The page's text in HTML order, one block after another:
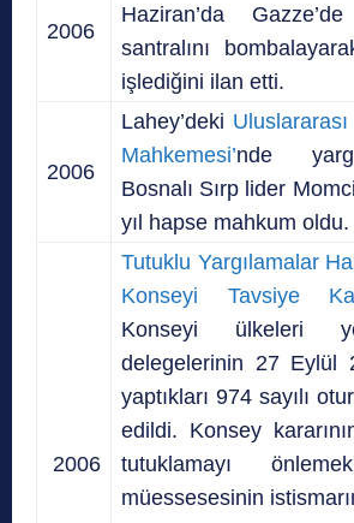
2006
Haziran’da
santralını
işlediğini ilan etti.
2006
Lahey’deki
Mahkemesi’nde
Bosnalı Sırp lider
yıl hapse mahkum oldu.
2006
Tutuklu Yargılamalar
Konseyi Tavsiye
Konseyi ülkeleri
delegelerinin 27 Eylül
yaptıkları 974 sayılı
edildi. Konsey
tutuklamayı
müessesesinin